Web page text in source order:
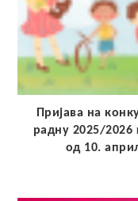
Пријава на
радну 2025/2026
од 10.